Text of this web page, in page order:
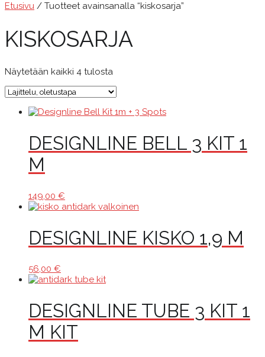
Etusivu / Tuotteet avainsanalla “kiskosarja”
KISKOSARJA
Näytetään kaikki 4 tulosta
DESIGNLINE BELL 3 KIT 1
M
149,00 €
DESIGNLINE KISKO 1,9 M
56,00 €
DESIGNLINE TUBE 3 KIT 1
M KIT